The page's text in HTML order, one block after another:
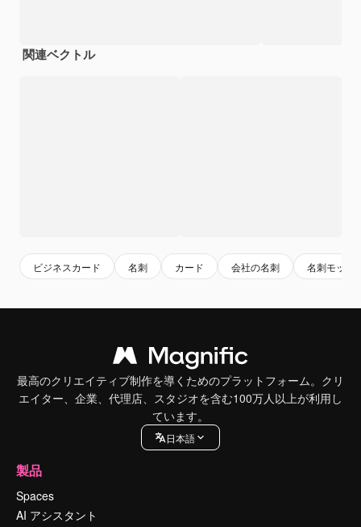
関連ベクトル
ビジネスカード 名刺 カード 会社の名刺 名刺モック
最高のクリエイティブ制作を導くためのプラットフォーム。クリ
エイター、企業、代理店、スタジオを含む100万人以上が利用し
ています。
日本語
製品
Spaces
AI アシスタント